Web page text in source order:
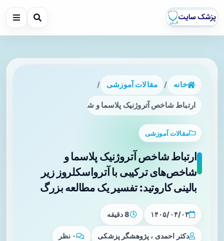
خانه / مقالات آموزشی /
ارتباط شاخص آتروژنیک پلاسما و شاخص‌های ترکیبی با
مقالات آموزشی
ارتباط شاخص آتروژنیک پلاسما و
شاخص‌های ترکیبی با آترواسکلروز زیر
بالینی کاروتید: تفسیر یک مطالعه بزرگ
۱۴۰۵/۰۴/۰۳ 8 دقیقه
دکتر احمدی ، پژوهشگر پزشکی ۰ نظر